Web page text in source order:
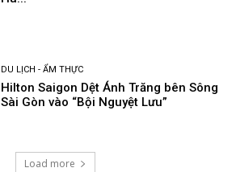
DU LỊCH - ẨM THỰC
Hilton Saigon Dệt Ánh Trăng bên Sông
Sài Gòn vào “Bội Nguyệt Lưu”
Load more